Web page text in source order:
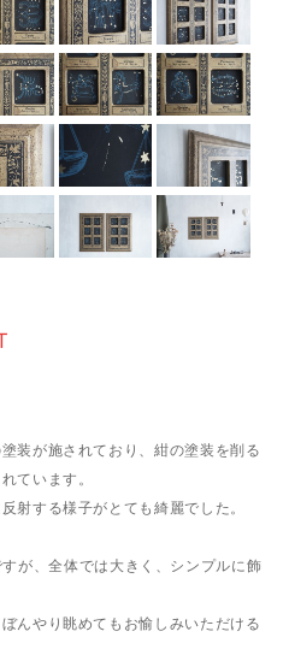
装が施されており、紺の塗装を削る
ています。
射する様子がとても綺麗でした。
が、全体では大きく、シンプルに飾
んやり眺めてもお愉しみいただける